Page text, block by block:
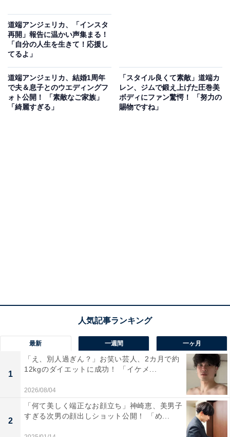
道端アンジェリカ、「インスタ
再開」報告に温かい声集まる！
「自分の人生を生きて！応援し
てるよ」
道端アンジェリカ、結婚1周年
で夫＆息子とのウエディングフ
ォト公開！ 「素敵なご家族」
「綺麗すぎる」
「スタイル良くて素敵」道端カ
レン、ジムで鍛え上げた圧巻美
ボディにファン驚愕！ 「努力の
賜物ですね」
最新 一週間 一ヶ月
1
「え、別人過ぎん？」お笑い芸人、2カ月で約
12kgのダイエットに成功！ 「イケメ...
2026/08/04
2
「何て美しく端正なお顔立ち」神崎恵、美男子
すぎる次男の顔出しショット公開！ 「め...